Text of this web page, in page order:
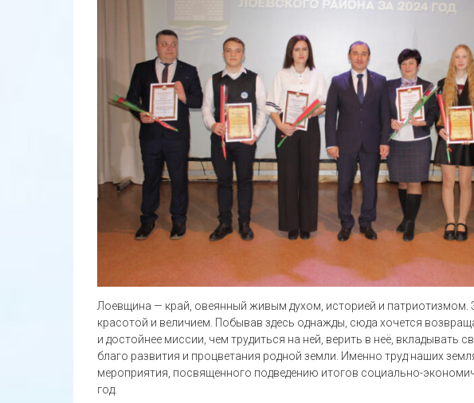
Лоевщина — край, овеянный живым духом, историей и патриотизмом.
красотой и величием. Побывав здесь однажды, сюда хочется
и достойнее миссии, чем трудиться на ней, верить в неё, вкладывать
благо развития и процветания родной земли. Именно труд наших
мероприятия, посвященного подведению итогов социально-
год.